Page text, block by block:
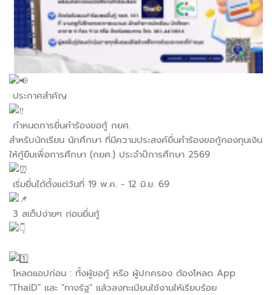
ประกาศสำคัญ
กำหนดการยื่นคำร้องขอกู้ กยศ.
สำหรับนักเรียน นักศึกษา ที่มีความประสงค์ยื่นคำร้องขอกู้กองทุนเงิน
ให้กู้ยืมเพื่อการศึกษา (กยศ.) ประจำปีการศึกษา 2569
เริ่มยื่นได้ตั้งแต่วันที่ 19 พ.ค. - 12 มิ.ย. 69
3 สเต็ปง่ายๆ ก่อนยื่นกู้
โหลดแอปก่อน : ทั้งผู้ขอกู้ หรือ ผู้ปกครอง ต้องโหลด App
"ThaiD" และ "ทางรัฐ" แล้วลงทะเบียนใช้งานให้เรียบร้อย